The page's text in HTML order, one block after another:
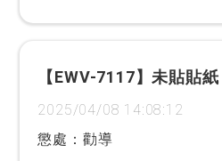
【EWV-7117】未貼貼紙
2025/04/08 14:08:12
懲處：勸導